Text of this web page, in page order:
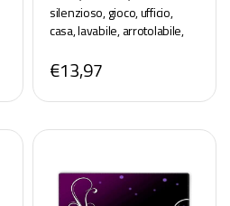
silenzioso, gioco, ufficio,
casa, lavabile, arrotolabile,
Mousepad
€13,97